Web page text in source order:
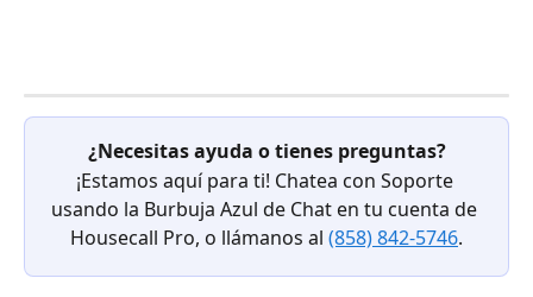
¿Necesitas ayuda o tienes preguntas?
¡Estamos aquí para ti! Chatea con Soporte
usando la Burbuja Azul de Chat en tu cuenta de
Housecall Pro, o llámanos al (858) 842-5746.